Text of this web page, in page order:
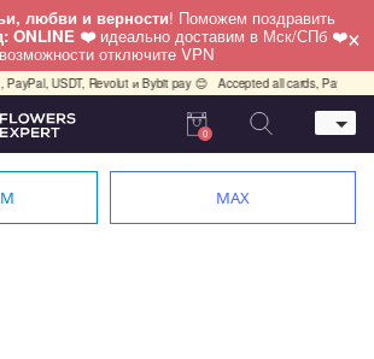
любви и верности! Поможем поздравить
ONLINE ❤️ идеально доставим в Мск/СПб ❤️
отключите VPN ×
USDT, Revolut и Bybit pay 😊 Accepted all cards, PayPal, USDT,
05
0
MAX